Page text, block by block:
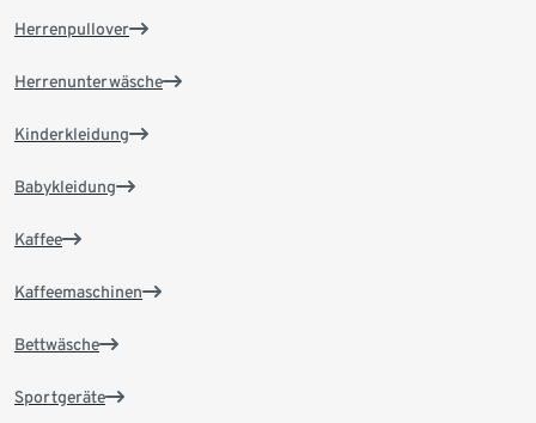
Herrenpullover
Herrenunterwäsche
Kinderkleidung
Babykleidung
Kaffee
Kaffeemaschinen
Bettwäsche
Sportgeräte